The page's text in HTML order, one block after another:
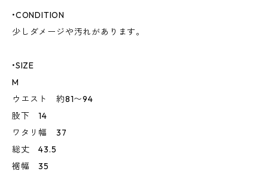
•CONDITION
少しダメージや汚れがあります。
•SIZE
M
ウエスト 約81〜94
股下 14
ワタリ幅 37
総丈 43.5
裾幅 35